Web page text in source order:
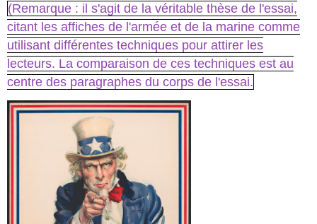
(Remarque : il s'agit de la véritable thèse de l'essai,
citant les affiches de l'armée et de la marine comme
utilisant différentes techniques pour attirer les
lecteurs. La comparaison de ces techniques est au
centre des paragraphes du corps de l'essai.